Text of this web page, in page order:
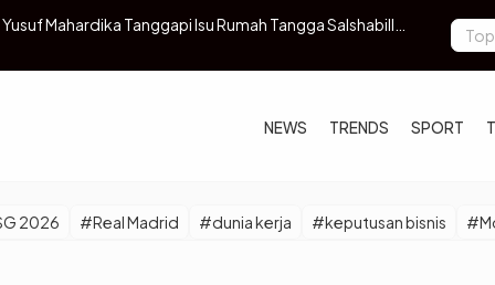
Terbaik 2026, Dijamin Jadi Jago! Menkes
NEWS TRENDS SPORT
2026 #Real Madrid #dunia kerja #keputusan bisnis